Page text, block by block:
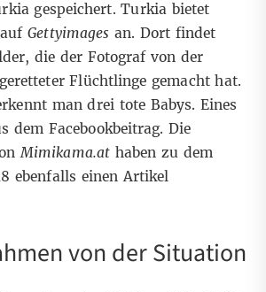
gespeichert. Turkia bietet
aufGettyimages an. Dort findet
, die der Fotograf von der
Flüchtlinge gemacht hat.
man drei tote Babys. Eines
dem Facebookbeitrag. Die
Mimikama.at haben zu dem
ebenfalls einen Artikel
von der Situation